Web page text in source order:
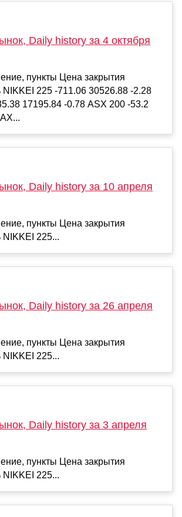
Daily history за 4 октября
пункты Цена закрытия
225 -711.06 30526.88 -2.28
17195.84 -0.78 ASX 200 -53.2
Daily history за 10 апреля
пункты Цена закрытия
225...
Daily history за 26 апреля
пункты Цена закрытия
225...
Daily history за 3 апреля
пункты Цена закрытия
225...